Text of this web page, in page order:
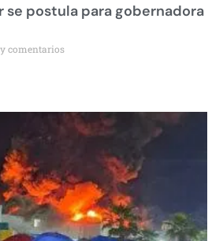
se postula para gobernadora
comentarios